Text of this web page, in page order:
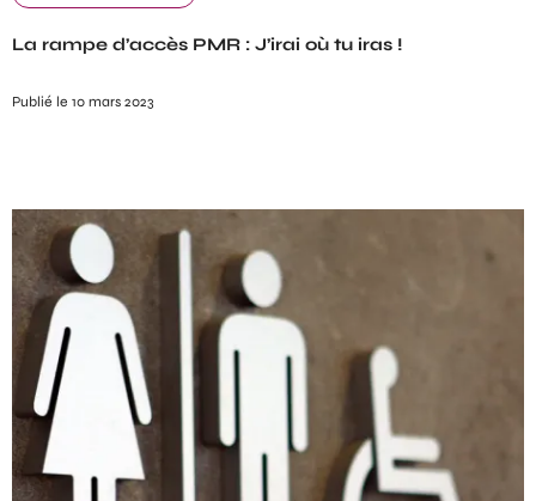
La rampe d’accès PMR : J’irai où tu iras !
Publié le 10 mars 2023